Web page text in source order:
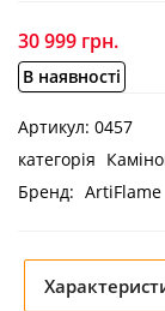
30 999 грн.
В наявності
Артикул: 0457
категорія
Бренд: ArtiFlame